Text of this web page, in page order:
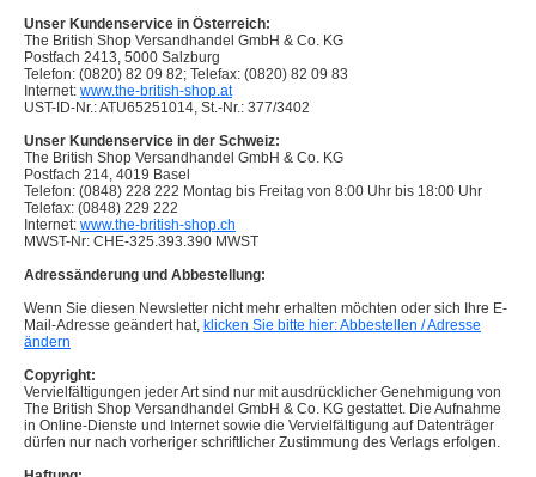
Unser Kundenservice in Österreich:
The British Shop Versandhandel GmbH & Co. KG
Postfach 2413, 5000 Salzburg
Telefon: (0820) 82 09 82; Telefax: (0820) 82 09 83
Internet: www.the-british-shop.at
UST-ID-Nr.: ATU65251014, St.-Nr.: 377/3402
Unser Kundenservice in der Schweiz:
The British Shop Versandhandel GmbH & Co. KG
Postfach 214, 4019 Basel
Telefon: (0848) 228 222 Montag bis Freitag von 8:00 Uhr bis 18:00 Uhr
Telefax: (0848) 229 222
Internet: www.the-british-shop.ch
MWST-Nr: CHE-325.393.390 MWST
Adressänderung und Abbestellung:
Wenn Sie diesen Newsletter nicht mehr erhalten möchten oder sich Ihre E-
Mail-Adresse geändert hat, klicken Sie bitte hier: Abbestellen / Adresse
ändern
Copyright:
Vervielfältigungen jeder Art sind nur mit ausdrücklicher Genehmigung von
The British Shop Versandhandel GmbH & Co. KG gestattet. Die Aufnahme
in Online-Dienste und Internet sowie die Vervielfältigung auf Datenträger
dürfen nur nach vorheriger schriftlicher Zustimmung des Verlags erfolgen.